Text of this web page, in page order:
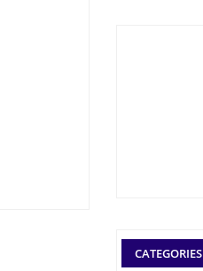
CATEGORIES